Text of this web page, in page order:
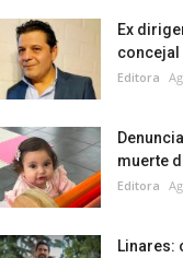
Ex
concejal
Editora
muerte
Editora
Linares: